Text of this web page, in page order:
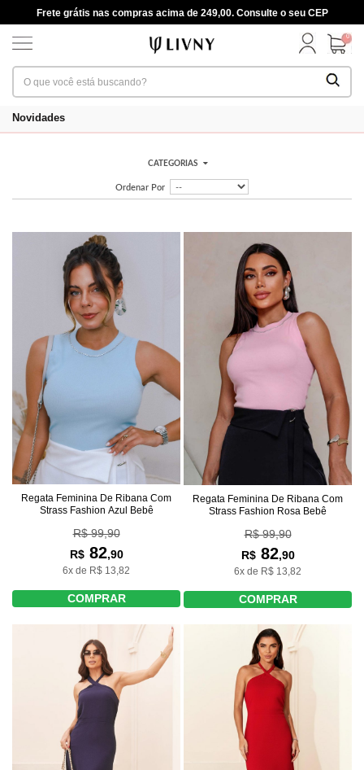
Frete grátis nas compras acima de 249,00. Consulte o seu CEP
0
Novidades
CATEGORIAS
Ordenar Por
Regata Feminina De Ribana Com
Strass Fashion Azul Bebê
R$ 99,90
R$82,90
6x de R$ 13,82
COMPRAR
Regata Feminina De Ribana Com
Strass Fashion Rosa Bebê
R$ 99,90
R$82,90
6x de R$ 13,82
COMPRAR